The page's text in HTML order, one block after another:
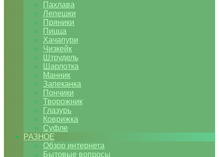
Пахлава
Лепешки
Пряники
Пицца
Хачапури
Чизкейк
Штрудель
Шарлотка
Манник
Запеканка
Пончики
Творожник
Глазурь
Коврижка
Суфле
РАЗНОЕ
Обзор интернета
Бытовые вопросы